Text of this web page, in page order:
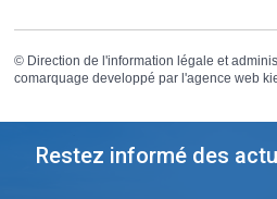
© Direction de l'information légale et
comarquage developpé par l'agence web
Restez informé des